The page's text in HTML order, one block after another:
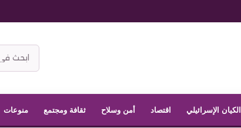
ابحث
في
الناشر
الكيان الإسرائيلي اقتصاد أمن وسلاح ثقافة ومجتمع منوعات